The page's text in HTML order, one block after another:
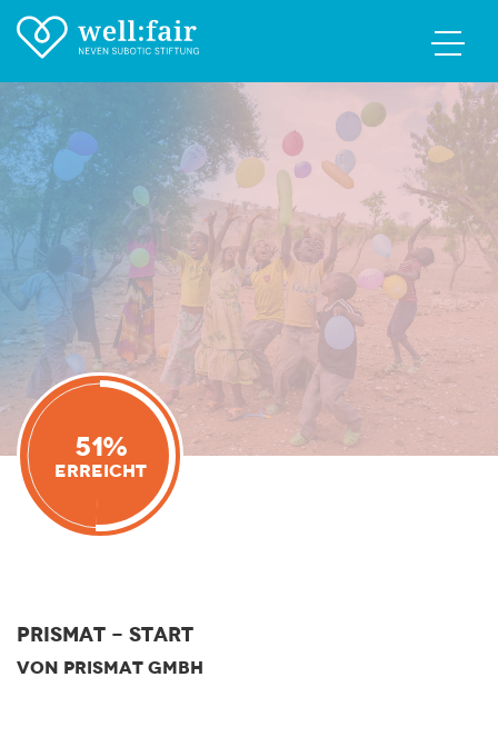
51%
Erreicht
prismat - Start
VON PRISMAT GMBH